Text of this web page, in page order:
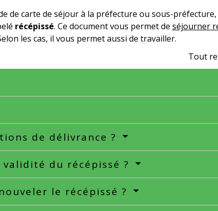
de carte de séjour à la préfecture ou sous-
récépissé. Ce document vous permet de séjourner
les cas, il vous permet aussi de travailler.
Tout
de délivrance ?
du récépissé ?
le récépissé ?